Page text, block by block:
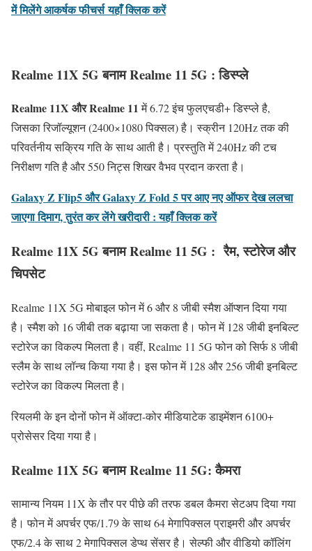
में मिलेंगे आकर्षक फीचर्सयहाँ क्लिक करें
Realme 11X 5G बनाम Realme 11 5G : डिस्प्ले
Realme 11X और Realme 11में 6.72 इंच फुलएचडी+ डिस्प्ले है,
जिसका रिजॉल्यूशन (2400×1080 पिक्सल) है। स्क्रीन 120Hz तक की
परिवर्तनीय सक्रिय गति के साथ आती है। प्रस्तुति में 240Hz की टच
निरीक्षण गति है और 550 निट्स शिखर वैभव प्रदान करता है।
Galaxy Z Flip5 और Galaxy Z Fold 5 पर आए नए ऑफर देख ललचा
जाएगा दिमाग, तुरंत कर लेंगे खरीदारी : यहाँ क्लिक करें
Realme 11X 5G बनाम Realme 11 5G : रैम, स्टोरेज और
चिपसेट
Realme 11X 5G मोबाइल फोन में 6 और 8 जीबी स्मैश ऑप्शन दिया गया
है। स्मैश को 16 जीबी तक बढ़ाया जा सकता है। फोन में 128 जीबी इनबिल्ट
स्टोरेज का विकल्प मिलता है। वहीं, Realme 11 5G फोन को सिर्फ 8 जीबी
स्लैम के साथ लॉन्च किया गया है। इस फोन में 128 और 256 जीबी इनबिल्ट
स्टोरेज का विकल्प मिलता है।
रियलमी के इन दोनों फोन में ऑक्टा-कोर मीडियाटेक डाइमेंशन 6100+
प्रोसेसर दिया गया है।
Realme 11X 5G बनाम Realme 11 5G: कैमरा
सामान्य नियम 11X के तौर पर पीछे की तरफ डबल कैमरा सेटअप दिया गया
है। फोन में अपर्चर एफ/1.79 के साथ 64 मेगापिक्सल प्राइमरी और अपर्चर
एफ/2.4 के साथ 2 मेगापिक्सल डेप्थ सेंसर है। सेल्फी और वीडियो कॉलिंग